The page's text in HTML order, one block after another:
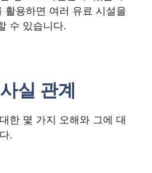
활용하면 여러 유료 시설을
수 있습니다.
실 관계
한 몇 가지 오해와 그에 대
.